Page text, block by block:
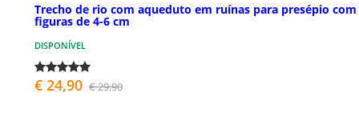
Trecho de rio com aqueduto em ruínas para presépio com
figuras de 4-6 cm
DISPONÍVEL
€ 24,90 € 29,90